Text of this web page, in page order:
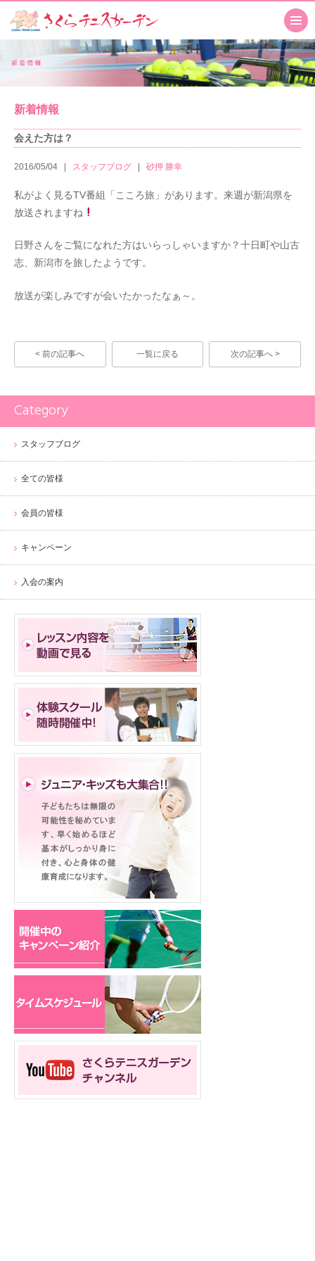
新着情報
会えた方は？
2016/05/04 スタッフブログ 砂押 勝幸
私がよく見るTV番組「こころ旅」があります。来週が新潟県を
放送されますね
日野さんをご覧になれた方はいらっしゃいますか？十日町や山古
志、新潟市を旅したようです。
放送が楽しみですが会いたかったなぁ～。
< 前の記事へ 一覧に戻る 次の記事へ >
Category
スタッフブログ
全ての皆様
会員の皆様
キャンペーン
入会の案内